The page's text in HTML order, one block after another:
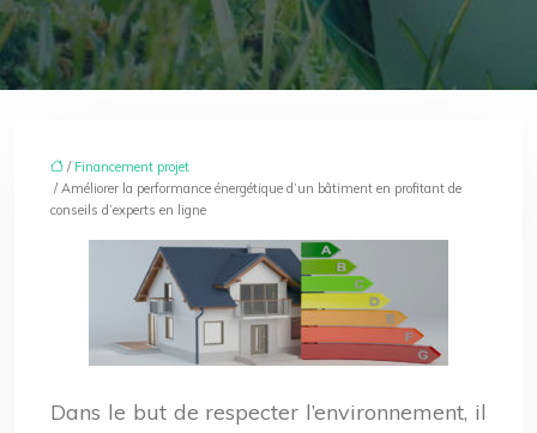
/ Financement projet
/ Améliorer la performance énergétique d’un bâtiment en profitant de
conseils d’experts en ligne
Dans le but de respecter l’environnement, il